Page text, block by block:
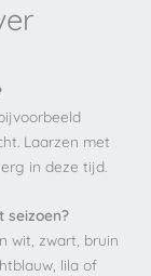
Laarzen met
in deze tijd.
seizoen?
wit, zwart, bruin
lila of